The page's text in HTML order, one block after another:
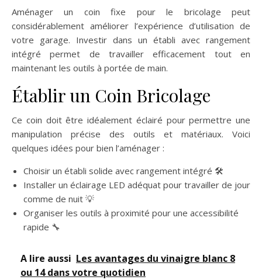
Aménager un coin fixe pour le bricolage peut
considérablement améliorer l’expérience d’utilisation de
votre garage. Investir dans un établi avec rangement
intégré permet de travailler efficacement tout en
maintenant les outils à portée de main.
Établir un Coin Bricolage
Ce coin doit être idéalement éclairé pour permettre une
manipulation précise des outils et matériaux. Voici
quelques idées pour bien l’aménager :
Choisir un établi solide avec rangement intégré 🛠️
Installer un éclairage LED adéquat pour travailler de jour
comme de nuit 💡
Organiser les outils à proximité pour une accessibilité
rapide 🔧
A lire aussi Les avantages du vinaigre blanc 8
ou 14 dans votre quotidien